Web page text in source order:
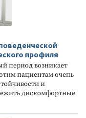
профиля
период возникает
пациентам очень
и
дискомфортные